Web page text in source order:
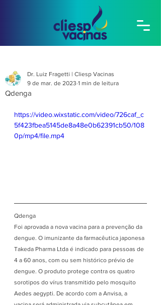
Qdenga
Dr. Luiz Fragetti | Cliesp Vacinas
9 de mar. de 2023 1 min de leitura
https://video.wixstatic.com/video/726caf_c
5f423fbea5145de8a48e0b62391cb50/108
0p/mp4/file.mp4
Qdenga
Foi aprovada a nova vacina para a prevenção da
dengue. O imunizante da farmacêutica japonesa
Takeda Pharma Ltda é indicado para pessoas de
4 a 60 anos, com ou sem histórico prévio de
dengue. O produto protege contra os quatro
sorotipos do vírus transmitido pelo mosquito
Aedes aegypti. De acordo com a Anvisa, a